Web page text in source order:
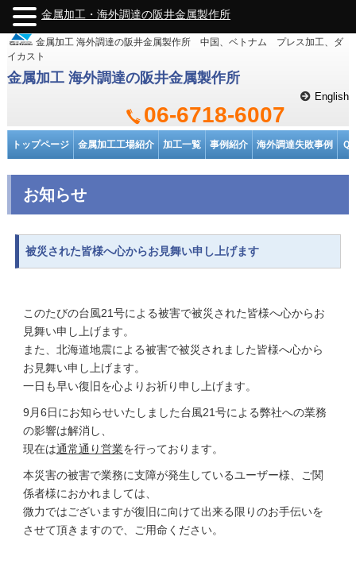
金属加工 海外調達の阪井金属製作所 中国、ベトナム プレス加工、ダ
イカスト
金属加工 海外調達の阪井金属製作所
English
06-6718-6007
トップページ 金属加工工場紹介 加工一覧 事例紹介 海外調達失敗事例 Ｑ
お知らせ
被災された皆様へ心からお見舞い申し上げます
このたびの台風21号による被害で被災された皆様へ心からお
見舞い申し上げます。
また、北海道地震による被害で被災されました皆様へ心から
お見舞い申し上げます。
一日も早い復旧を心よりお祈り申し上げます。
9月6日にお知らせいたしました台風21号による弊社への業務
の影響は解消し、
現在は通常通り営業を行っております。
本災害の被害で業務に支障が発生しているユーザー様、ご関
係者様におかれましては、
微力ではございますが復旧に向けて出来る限りのお手伝いを
させて頂きますので、ご用命ください。
金属加工・海外調達の阪井金属製作所